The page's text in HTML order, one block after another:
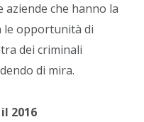
che hanno la
le opportunità di
dei criminali
di mira.
2016